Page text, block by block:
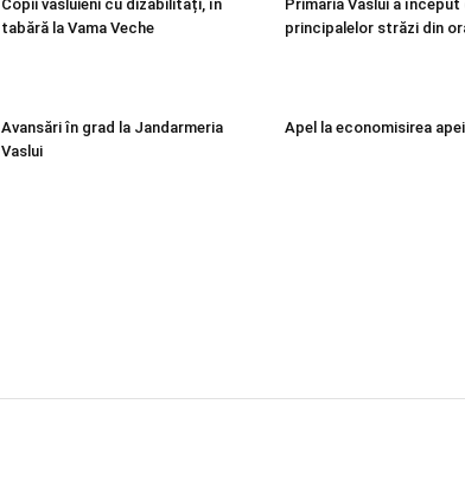
Copii vasluieni cu dizabilități, în
tabără la Vama Veche
Primăria Vaslui a
principalelor străzi din
Avansări în grad la Jandarmeria
Vaslui
Apel la economisirea